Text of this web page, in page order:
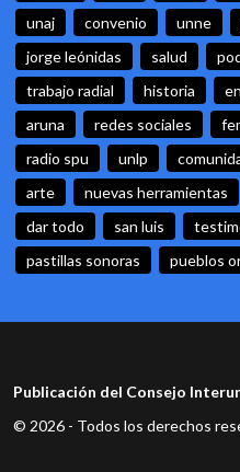
unaj
convenio unne
jorge leónidas
salud
trabajo radial
historia
aruna
redes sociales
radio spu
unlp
arte
nuevas herramientas
dar todo
san luis
pastillas sonoras
pueblos
Publicación del Consejo
© 2026 - Todos los derechos